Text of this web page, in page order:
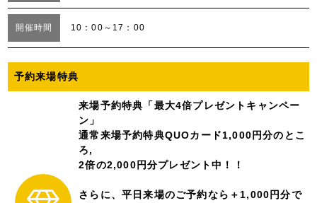
開催時間 10：00～17：00
予約来場特典
来場予約特典「最大4倍プレゼントキャンペー
ン」
通常来場予約特典QUOカード1,000円分のとこ
ろ,
2倍の2,000円分プレゼント中！！
さらに、平日来場のご予約なら＋1,000円分で